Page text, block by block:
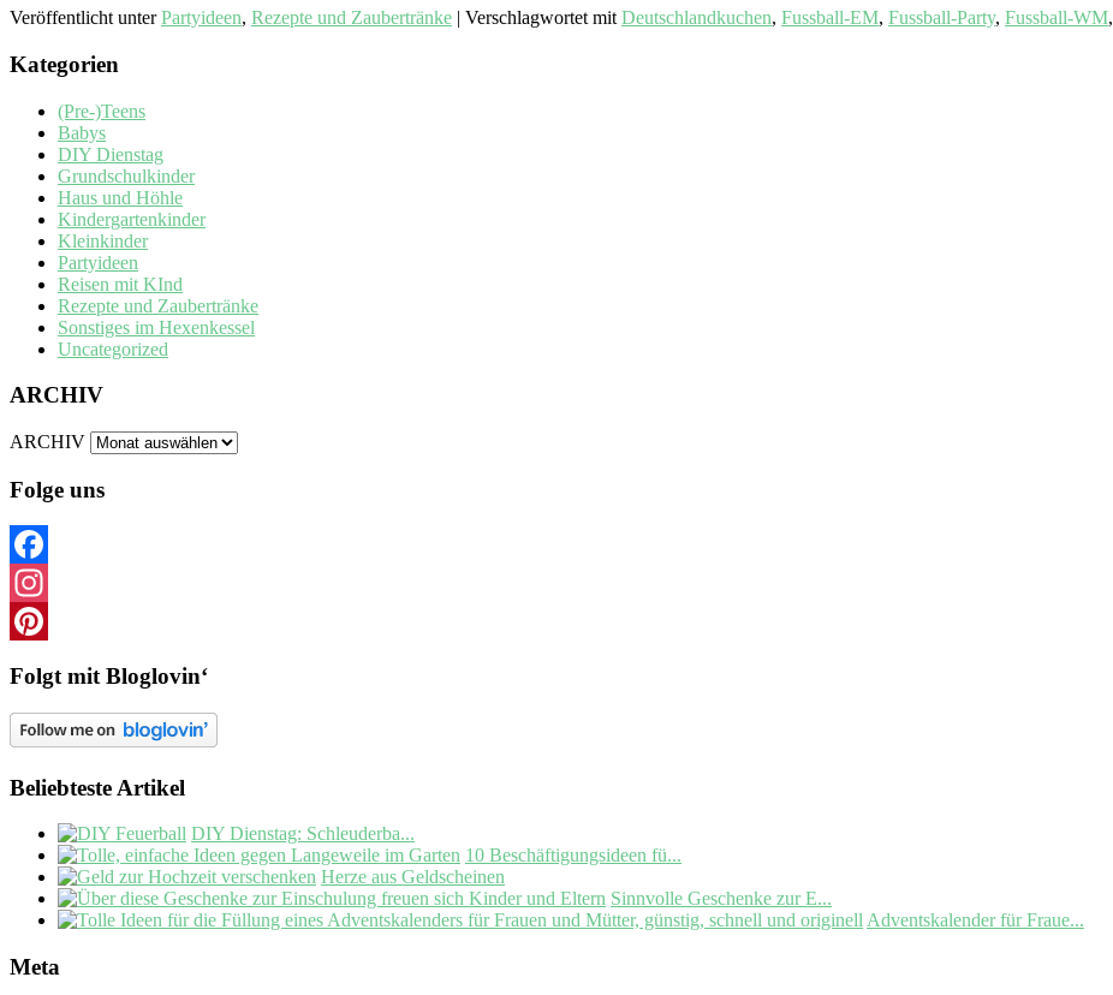
Veröffentlicht unter Partyideen, Rezepte und Zaubertränke | Verschlagwortet mit Deutschlandkuchen, Fussball-EM, Fussball-Party, Fussball-WM,
Kategorien
(Pre-)Teens
Babys
DIY Dienstag
Grundschulkinder
Haus und Höhle
Kindergartenkinder
Kleinkinder
Partyideen
Reisen mit KInd
Rezepte und Zaubertränke
Sonstiges im Hexenkessel
Uncategorized
ARCHIV
ARCHIV
Folge uns
Facebook
Instagram
Folgt mit Bloglovin‘
Beliebteste Artikel
DIY Dienstag: Schleuderba...
10 Beschäftigungsideen fü...
Herze aus Geldscheinen
Sinnvolle Geschenke zur E...
Adventskalender für Fraue...
Meta